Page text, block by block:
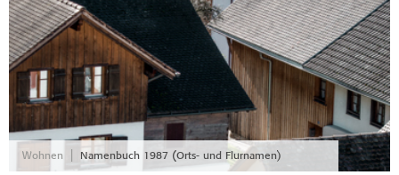
Wohnen Namenbuch 1987 (Orts- und Flurnamen)